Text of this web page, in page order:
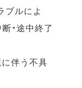
ブルによ
・途中終了
に伴う不具